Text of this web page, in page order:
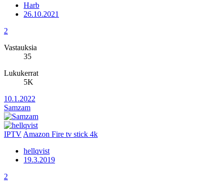
Harb
26.10.2021
2
Vastauksia
35
Lukukerrat
5K
10.1.2022
Samzam
IPTV Amazon Fire tv stick 4k
hellqvist
19.3.2019
2